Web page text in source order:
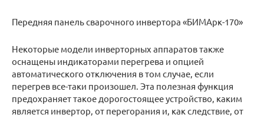
Передняя панель сварочного инвертора «БИМАрк-170»
Некоторые модели инверторных аппаратов также
оснащены индикаторами перегрева и опцией
автоматического отключения в том случае, если
перегрев все-таки произошел. Эта полезная функция
предохраняет такое дорогостоящее устройство, каким
является инвертор, от перегорания и, как следствие, от